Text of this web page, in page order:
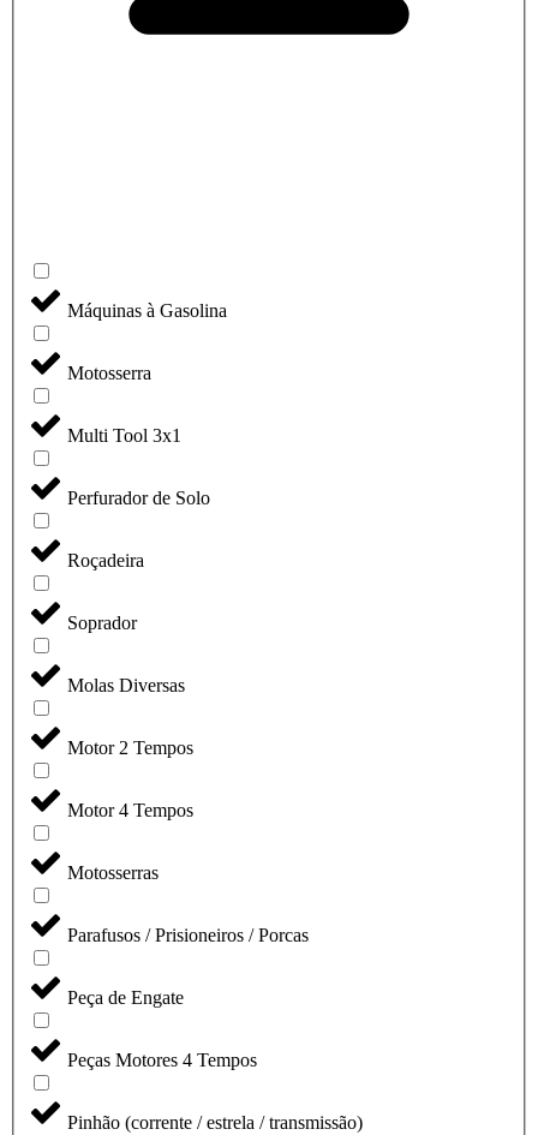
Máquinas à Gasolina
Motosserra
Multi Tool 3x1
Perfurador de Solo
Roçadeira
Soprador
Molas Diversas
Motor 2 Tempos
Motor 4 Tempos
Motosserras
Parafusos / Prisioneiros / Porcas
Peça de Engate
Peças Motores 4 Tempos
Pinhão (corrente / estrela / transmissão)